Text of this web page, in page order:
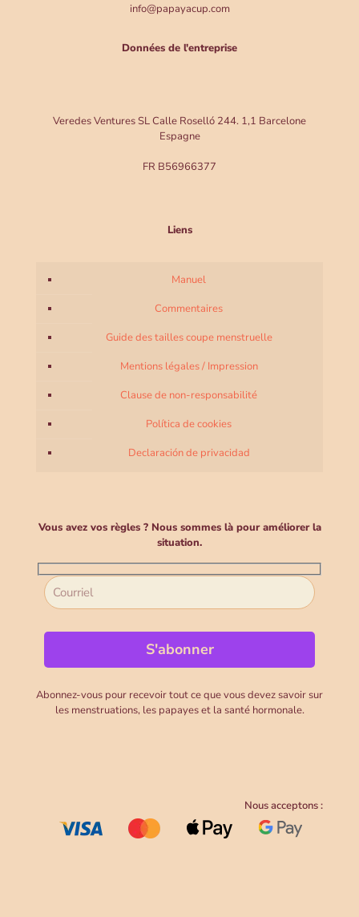
info@papayacup.com
Données de l'entreprise
Veredes Ventures SL Calle Roselló 244. 1,1 Barcelone
Espagne
FR B56966377
Liens
Manuel
Commentaires
Guide des tailles coupe menstruelle
Mentions légales / Impression
Clause de non-responsabilité
Política de cookies
Declaración de privacidad
Vous avez vos règles ? Nous sommes là pour améliorer la
situation.
Abonnez-vous pour recevoir tout ce que vous devez savoir sur
les menstruations, les papayes et la santé hormonale.
Nous acceptons :